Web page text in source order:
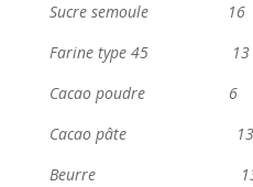
Sucre semoule
Farine type 45
Cacao
Cacao pâte
Beurre